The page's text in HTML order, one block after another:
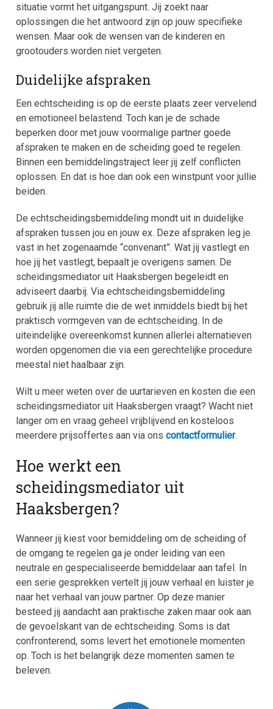
situatie vormt het uitgangspunt. Jij zoekt naar
oplossingen die het antwoord zijn op jouw specifieke
wensen. Maar ook de wensen van de kinderen en
grootouders worden niet vergeten.
Duidelijke afspraken
Een echtscheiding is op de eerste plaats zeer vervelend
en emotioneel belastend. Toch kan je de schade
beperken door met jouw voormalige partner goede
afspraken te maken en de scheiding goed te regelen.
Binnen een bemiddelingstraject leer jij zelf conflicten
oplossen. En dat is hoe dan ook een winstpunt voor jullie
beiden.
De echtscheidingsbemiddeling mondt uit in duidelijke
afspraken tussen jou en jouw ex. Deze afspraken leg je
vast in het zogenaamde “convenant”. Wat jij vastlegt en
hoe jij het vastlegt, bepaalt je overigens samen. De
scheidingsmediator uit Haaksbergen begeleidt en
adviseert daarbij. Via echtscheidingsbemiddeling
gebruik jij alle ruimte die de wet inmiddels biedt bij het
praktisch vormgeven van de echtscheiding. In de
uiteindelijke overeenkomst kunnen allerlei alternatieven
worden opgenomen die via een gerechtelijke procedure
meestal niet haalbaar zijn.
Wilt u meer weten over de uurtarieven en kosten die een
scheidingsmediator uit Haaksbergen vraagt? Wacht niet
langer om en vraag geheel vrijblijvend en kosteloos
meerdere prijsoffertes aan via onscontactformulier.
Hoe werkt een
scheidingsmediator uit
Haaksbergen?
Wanneer jij kiest voor bemiddeling om de scheiding of
de omgang te regelen ga je onder leiding van een
neutrale en gespecialiseerde bemiddelaar aan tafel. In
een serie gesprekken vertelt jij jouw verhaal en luister je
naar het verhaal van jouw partner. Op deze manier
besteed jij aandacht aan praktische zaken maar ook aan
de gevoelskant van de echtscheiding. Soms is dat
confronterend, soms levert het emotionele momenten
op. Toch is het belangrijk deze momenten samen te
beleven.